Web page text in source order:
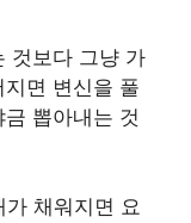
것보다 그냥 가
면 변신을 풀
뽑아내는 것
채워지면 요